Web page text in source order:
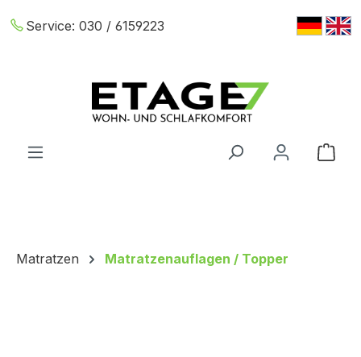
Zum Hauptinhalt springen
Service: 030 / 6159223
Matratzen Matratzenauflagen / Topper